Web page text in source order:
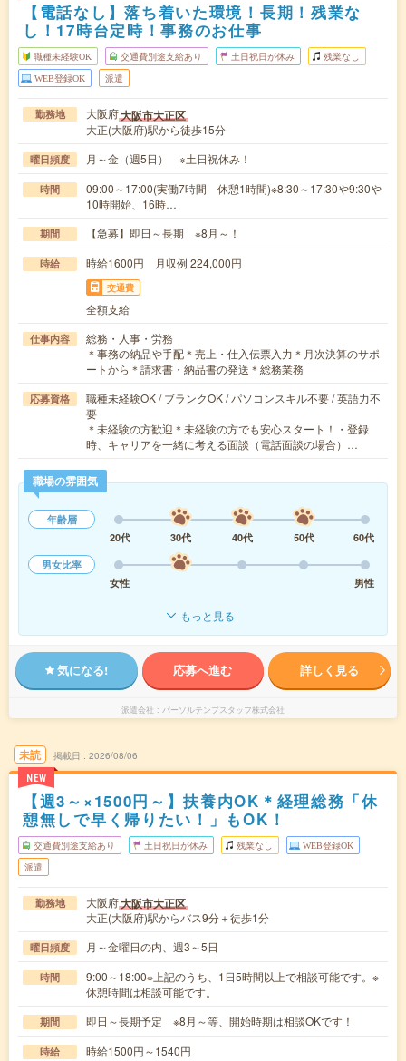
【電話なし】落ち着いた環境！長期！残業な
し！17時台定時！事務のお仕事
職種未経験OK 交通費別途支給あり 土日祝日が休み 残業なし
WEB登録OK 派遣
勤務地 大阪府大阪市大正区
大正(大阪府)駅から徒歩15分
曜日頻度 月～金（週5日） ※土日祝休み！
時間
09:00～17:00(実働7時間 休憩1時間)※8:30～17:30や9:30や
10時開始、16時…
期間 【急募】即日～長期 ※8月～！
時給 時給1600円 月収例 224,000円
交通費
全額支給
仕事内容
総務・人事・労務
＊事務の納品や手配＊売上・仕入伝票入力＊月次決算のサポ
ートから＊請求書・納品書の発送＊総務業務
応募資格
職種未経験OK / ブランクOK / パソコンスキル不要 / 英語力不
要
＊未経験の方歓迎＊未経験の方でも安心スタート！・登録
時、キャリアを一緒に考える面談（電話面談の場合）…
職場の雰囲気
年齢層
20代
30代 40代 50代
60代
男女比率
女性
男性
もっと見る
気になる! 応募へ進む 詳しく見る
派遣会社 パーソルテンプスタッフ株式会社
未読
NEW
掲載日 2026/08/06
【週3～×1500円～】扶養内OK＊経理総務「休
憩無しで早く帰りたい！」もOK！
交通費別途支給あり 土日祝日が休み 残業なし WEB登録OK
派遣
勤務地 大阪府大阪市大正区
大正(大阪府)駅からバス9分＋徒歩1分
曜日頻度 月～金曜日の内、週3～5日
時間
9:00～18:00※上記のうち、1日5時間以上で相談可能です。※
休憩時間は相談可能です。
期間 即日～長期予定 ※8月～等、開始時期は相談OKです！
時給 時給1500円～1540円